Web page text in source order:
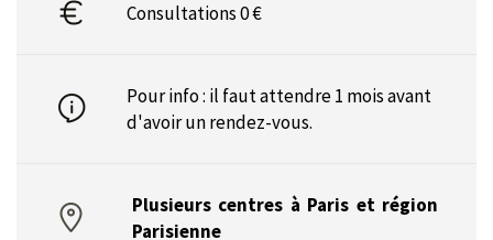
Consultations 0 €
Pour info : il faut attendre 1 mois avant
d'avoir un rendez-vous.
Plusieurs centres à Paris et région
Parisienne